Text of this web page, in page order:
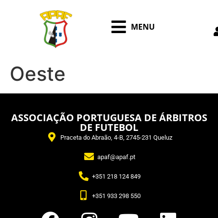
MENU
Oeste
ASSOCIAÇÃO PORTUGUESA DE ÁRBITROS
DE FUTEBOL
Praceta do Abraão, 4-B, 2745-231 Queluz
apaf@apaf.pt
+351 218 124 849
+351 933 298 550